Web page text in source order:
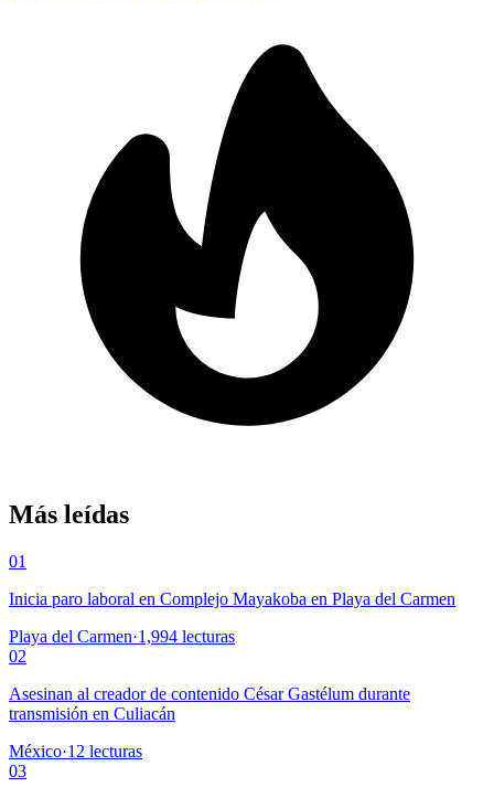
Más leídas
01
Inicia paro laboral en Complejo Mayakoba en Playa del Carmen
Playa del Carmen·1,994 lecturas
02
Asesinan al creador de contenido César Gastélum durante
transmisión en Culiacán
México·12 lecturas
03